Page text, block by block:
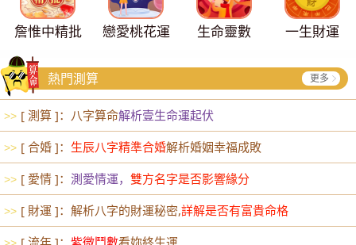
詹惟中精批 戀愛桃花運 生命靈數 一生財運
熱門測算 更多
>> [ 測算 ]：八字算命解析壹生命運起伏
>> [ 合婚 ]： 生辰八字精準合婚解析婚姻幸福成敗
>> [ 愛情 ]： 測愛情運， 雙方名字是否影響緣分
>> [ 財運 ]：解析八字的財運秘密,詳解是否有富貴命格
[ 流年 ]： 紫微鬥數看妳終生運